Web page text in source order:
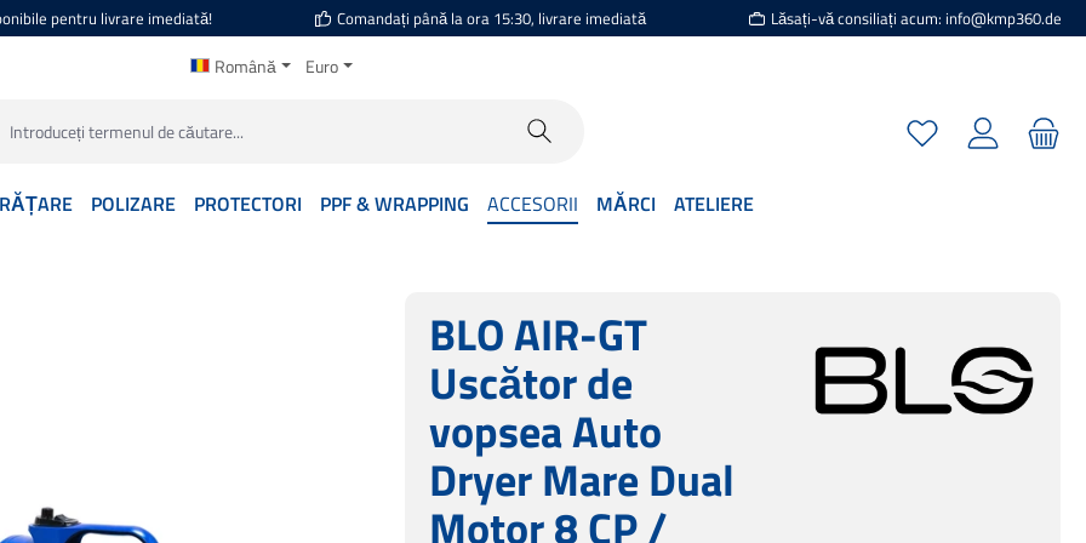
pentru livrare imediată! Comandați până la ora 15:30, livrare imediată Lăsați-vă consiliați acum: info@kmp360.de
Română Euro
Aveți 0 articole din
POLIZARE PROTECTORI PPF & WRAPPING ACCESORII MĂRCI ATELIERE
BLO AIR-GT
Uscător de
vopsea Auto
Dryer Mare Dual
Motor 8 CP /